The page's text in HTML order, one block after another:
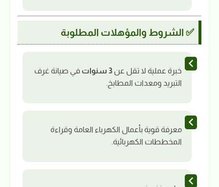
✅ الشروط والمؤهلات المطلوبة
خبرة عملية لا تقل عن 3 سنوات
في صيانة غرف
التبريد ومعدات المطابخ.
معرفة قوية بأعمال الكهرباء العامة وقراءة
المخططات الكهربائية.